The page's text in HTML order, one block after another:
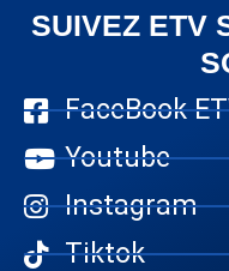
SUIVEZ ETV
FaceBook
Youtube
Instagram
Tiktok